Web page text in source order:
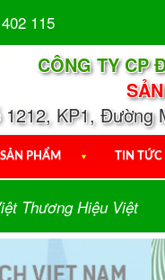
115
CÔNG TY CP
1212, KP1, Đường
SẢN PHẨM ▼ TIN TỨC
Thương Hiệu Việt